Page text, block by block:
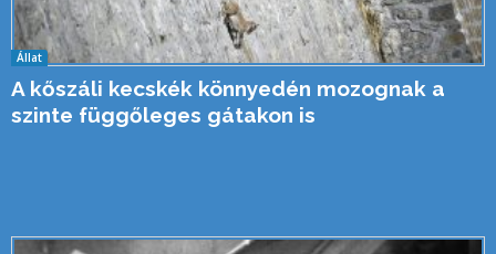
Állat
A kőszáli kecskék könnyedén mozognak a
szinte függőleges gátakon is